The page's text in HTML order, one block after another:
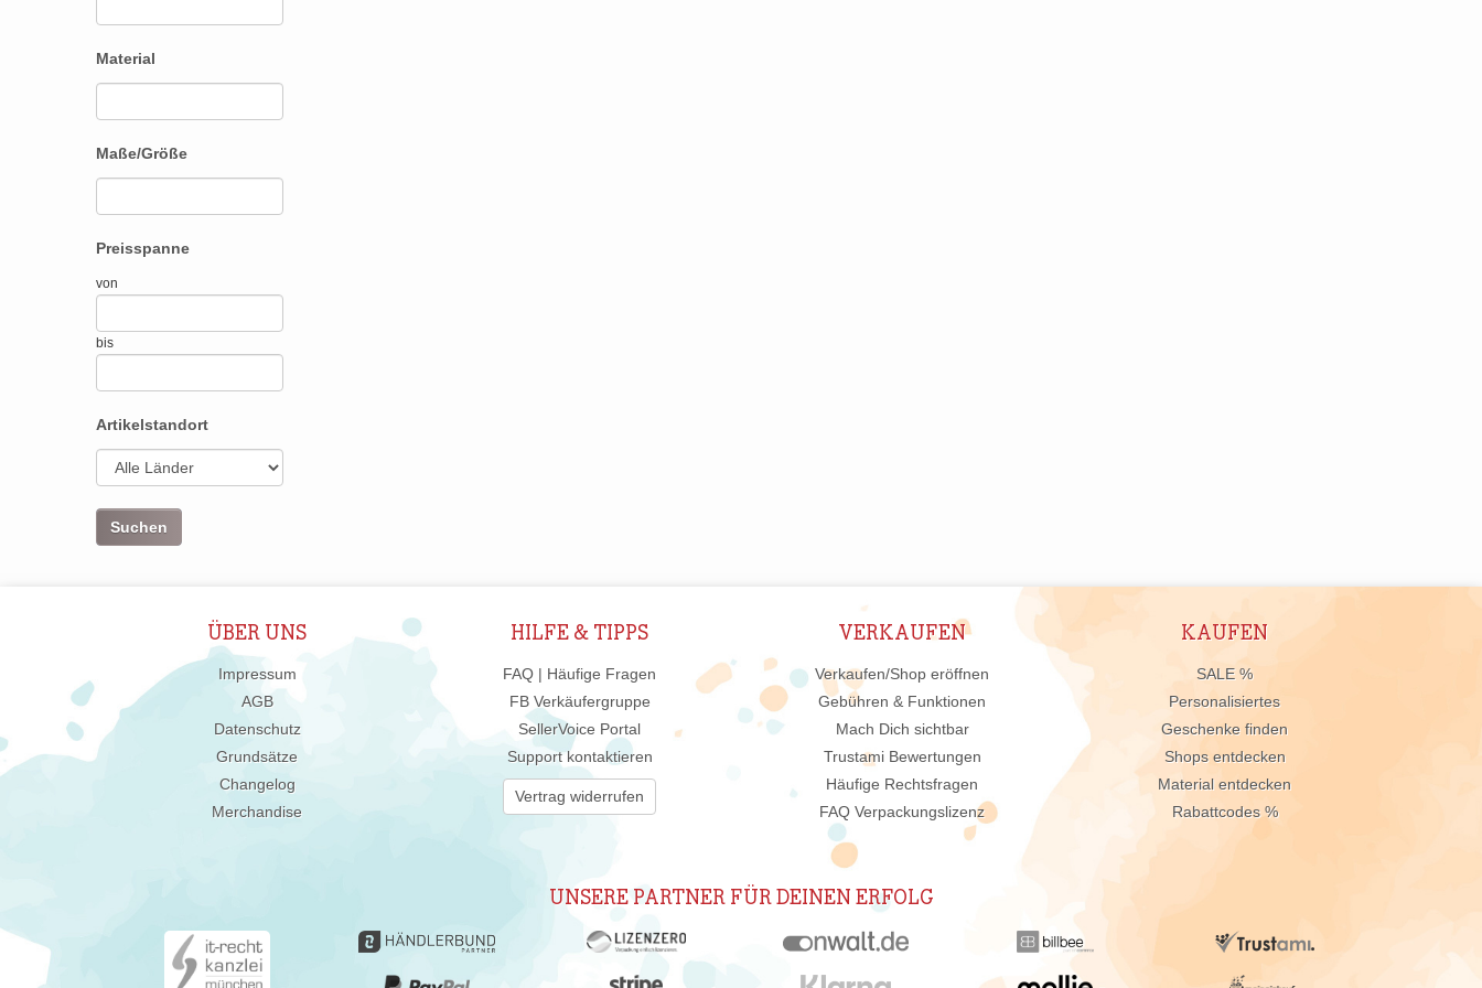
Material
Maße/Größe
Preisspanne
von
bis
Artikelstandort
ÜBER UNS
Impressum
AGB
Datenschutz
Grundsätze
Changelog
Merchandise
HILFE & TIPPS
FAQ | Häufige Fragen
FB Verkäufergruppe
SellerVoice Portal
Support kontaktieren
Vertrag widerrufen
VERKAUFEN
Verkaufen/Shop eröffnen
Gebühren & Funktionen
Mach Dich sichtbar
Trustami Bewertungen
Häufige Rechtsfragen
FAQ Verpackungslizenz
KAUFEN
SALE %
Personalisiertes
Geschenke finden
Shops entdecken
Material entdecken
Rabattcodes %
UNSERE PARTNER FÜR DEINEN ERFOLG